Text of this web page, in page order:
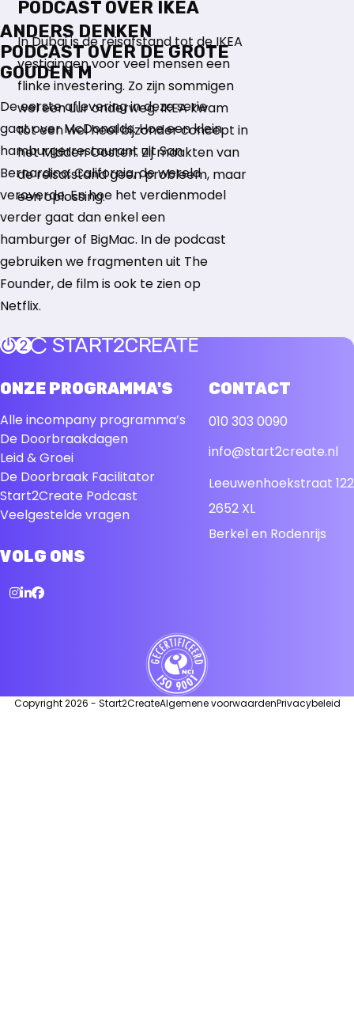
ANDERS DENKEN
PODCAST OVER DE GROTE
GOUDEN M
De eerste aflevering in deze serie
gaat over McDonalds. Hoe een klein
hamburgerrestaurant uit San
Bernardino, California, de wereld
veroverde. En hoe het verdienmodel
verder gaat dan enkel een
hamburger of BigMac. In de podcast
gebruiken we fragmenten uit The
Founder, de film is ook te zien op
Netflix.
PODCAST OVER IKEA
In Dubai is de reisafstand tot de IKEA
vestigingen voor veel mensen een
flinke investering. Zo zijn sommigen
wel een uur onderweg. IKEA kwam
tot een wel heel bijzonder concept in
het Midden Oosten. Zij maakten van
de reisafstand geen probleem, maar
een oplossing.
Terug naar de startpagina
ONZE PROGRAMMA'S
Alle incompany programma’s
De Doorbraakdagen
Leid & Groei
De Doorbraak Facilitator
Start2Create Podcast
Veelgestelde vragen
CONTACT
010 303 0090
info@start2create.nl
Leeuwenhoekstraat 122
2652 XL
Berkel en Rodenrijs
VOLG ONS
Instagram
LinkedIn
Facebook
Copyright 2026 - Start2CreateAlgemene voorwaardenPrivacybeleid